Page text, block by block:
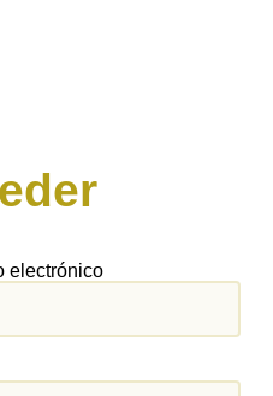
electrónico